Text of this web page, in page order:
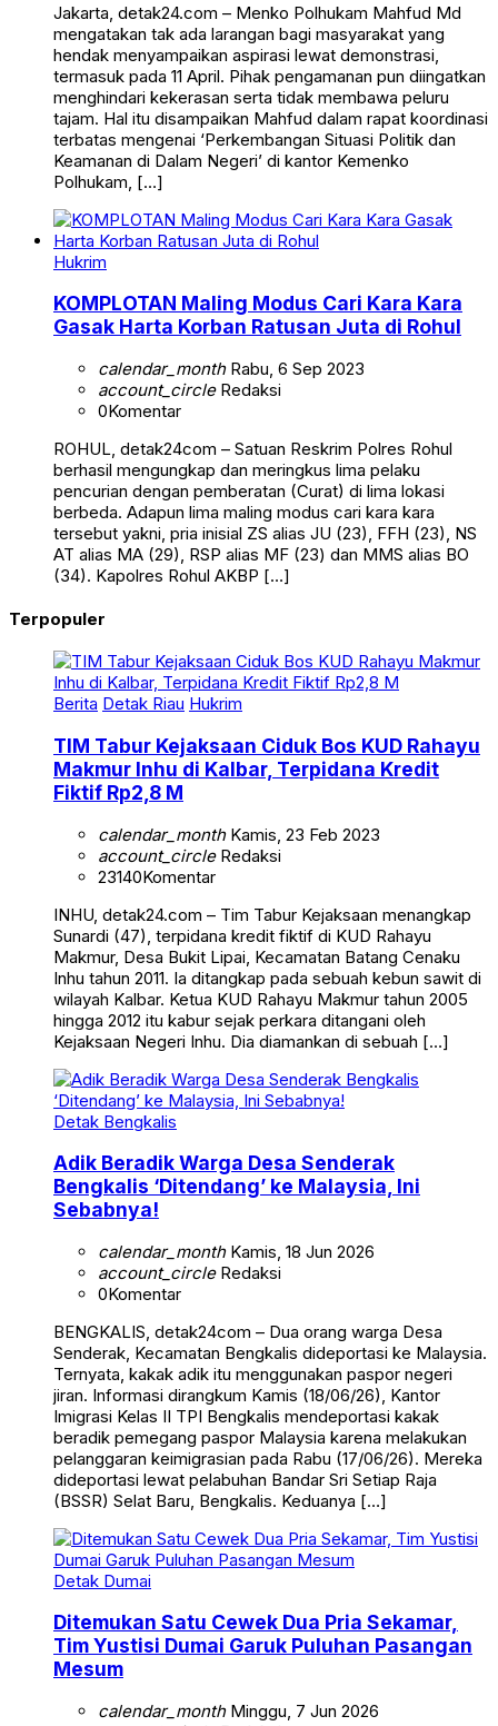
Jakarta, detak24.com – Menko Polhukam Mahfud Md
mengatakan tak ada larangan bagi masyarakat yang
hendak menyampaikan aspirasi lewat demonstrasi,
termasuk pada 11 April. Pihak pengamanan pun diingatkan
menghindari kekerasan serta tidak membawa peluru
tajam. Hal itu disampaikan Mahfud dalam rapat koordinasi
terbatas mengenai ‘Perkembangan Situasi Politik dan
Keamanan di Dalam Negeri’ di kantor Kemenko
Polhukam, […]
Hukrim
KOMPLOTAN Maling Modus Cari Kara Kara
Gasak Harta Korban Ratusan Juta di Rohul
calendar_monthRabu, 6 Sep 2023
account_circleRedaksi
0Komentar
ROHUL, detak24com – Satuan Reskrim Polres Rohul
berhasil mengungkap dan meringkus lima pelaku
pencurian dengan pemberatan (Curat) di lima lokasi
berbeda. Adapun lima maling modus cari kara kara
tersebut yakni, pria inisial ZS alias JU (23), FFH (23), NS
AT alias MA (29), RSP alias MF (23) dan MMS alias BO
(34). Kapolres Rohul AKBP […]
Terpopuler
Berita Detak Riau Hukrim
TIM Tabur Kejaksaan Ciduk Bos KUD Rahayu
Makmur Inhu di Kalbar, Terpidana Kredit
Fiktif Rp2,8 M
calendar_monthKamis, 23 Feb 2023
account_circleRedaksi
23140Komentar
INHU, detak24.com – Tim Tabur Kejaksaan menangkap
Sunardi (47), terpidana kredit fiktif di KUD Rahayu
Makmur, Desa Bukit Lipai, Kecamatan Batang Cenaku
Inhu tahun 2011. Ia ditangkap pada sebuah kebun sawit di
wilayah Kalbar. Ketua KUD Rahayu Makmur tahun 2005
hingga 2012 itu kabur sejak perkara ditangani oleh
Kejaksaan Negeri Inhu. Dia diamankan di sebuah […]
Detak Bengkalis
Adik Beradik Warga Desa Senderak
Bengkalis ‘Ditendang’ ke Malaysia, Ini
Sebabnya!
calendar_monthKamis, 18 Jun 2026
account_circleRedaksi
0Komentar
BENGKALIS, detak24com – Dua orang warga Desa
Senderak, Kecamatan Bengkalis dideportasi ke Malaysia.
Ternyata, kakak adik itu menggunakan paspor negeri
jiran. Informasi dirangkum Kamis (18/06/26), Kantor
Imigrasi Kelas II TPI Bengkalis mendeportasi kakak
beradik pemegang paspor Malaysia karena melakukan
pelanggaran keimigrasian pada Rabu (17/06/26). Mereka
dideportasi lewat pelabuhan Bandar Sri Setiap Raja
(BSSR) Selat Baru, Bengkalis. Keduanya […]
Detak Dumai
Ditemukan Satu Cewek Dua Pria Sekamar,
Tim Yustisi Dumai Garuk Puluhan Pasangan
Mesum
calendar_monthMinggu, 7 Jun 2026